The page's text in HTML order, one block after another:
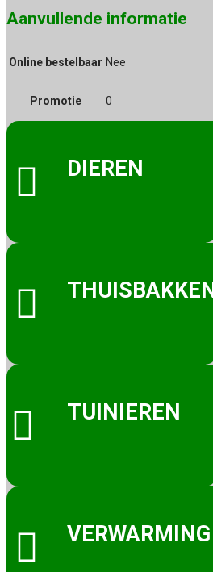
Aanvullende informatie
Online bestelbaar Nee
Promotie 0
 DIEREN
 THUISBAKKEN
 TUINIEREN
 VERWARMING